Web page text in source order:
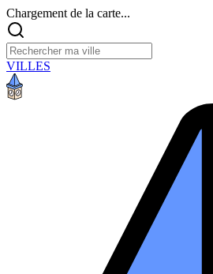
Chargement de la carte...
VILLES